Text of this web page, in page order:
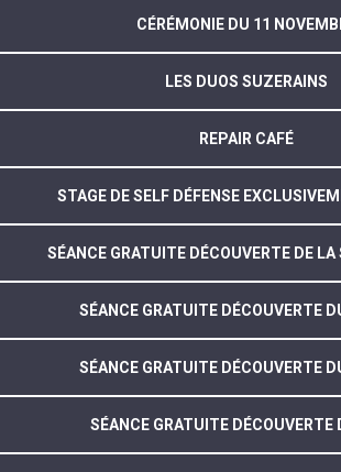
CÉRÉMONIE DU 11
LES DUOS SUZERAINS
REPAIR CAFÉ
STAGE DE SELF DÉFENSE
SÉANCE GRATUITE DÉCOUVERTE DE LA
SÉANCE GRATUITE DÉCOUVERTE
SÉANCE GRATUITE DÉCOUVERTE
SÉANCE GRATUITE DÉCOUVERTE